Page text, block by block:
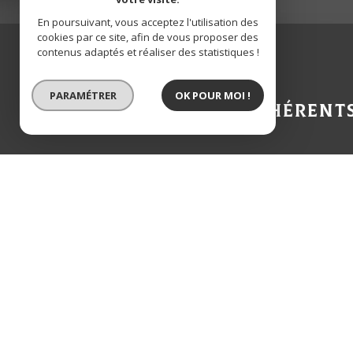
En poursuivant, vous acceptez l'utilisation des
cookies par ce site, afin de vous proposer des
contenus adaptés et réaliser des statistiques !
PARAMÉTRER OK POUR MOI !